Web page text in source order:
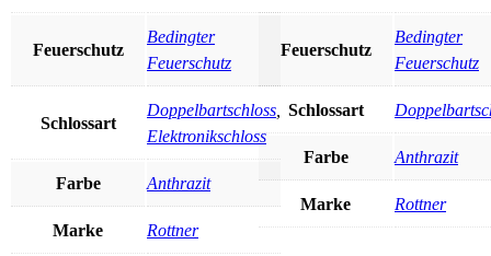
Feuerschutz
Bedingter
Feuerschutz
Schlossart
Doppelbartschloss
Elektronikschloss
Farbe Anthrazit
Marke Rottner
Feuerschutz
Bedingter
Feuerschutz
Schlossart
Farbe Anthrazit
Marke Rottner